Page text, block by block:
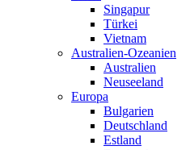
Singapur
Türkei
Vietnam
Australien-Ozeanien
Australien
Neuseeland
Europa
Bulgarien
Deutschland
Estland